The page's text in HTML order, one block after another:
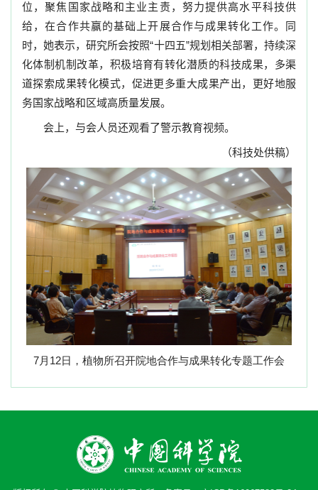
位，聚焦国家战略和主业主责，努力提供高水平科技供
给，在合作共赢的基础上开展合作与成果转化工作。同
时，她表示，研究所会按照“十四五”规划相关部署，持续深
化体制机制改革，积极培育有转化潜质的科技成果，多渠
道探索成果转化模式，促进更多重大成果产出，更好地服
务国家战略和区域高质量发展。
会上，与会人员还观看了警示教育视频。
（科技处供稿）
7月 12日，植物所召开院地合作与成果转化专题工作会